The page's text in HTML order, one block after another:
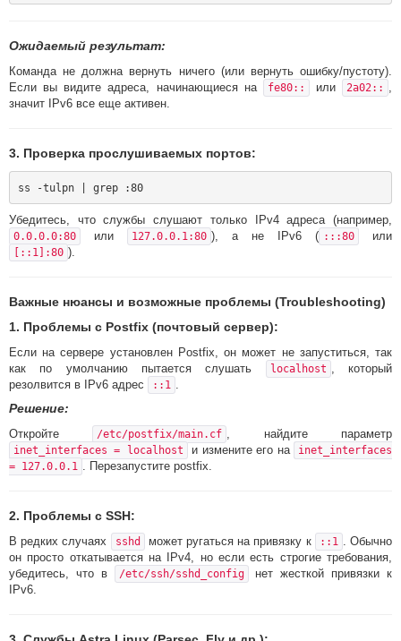
Ожидаемый результат:
Команда не должна вернуть ничего (или вернуть ошибку/пустоту).
Если вы видите адреса, начинающиеся на
fe80:: или 2a02:: ,
значит IPv6 все еще активен.
3. Проверка прослушиваемых портов:
ss -tulpn | grep :80
Убедитесь, что службы слушают только IPv4 адреса (например,
0.0.0.0:80 или 127.0.0.1:80 ), а не IPv6 ( :::80 или
[::1]:80 ).
Важные нюансы и возможные проблемы (Troubleshooting)
1. Проблемы с Postfix (почтовый сервер):
Если на сервере установлен Postfix, он может не запуститься, так
как по умолчанию пытается слушать
localhost , который
резолвится в IPv6 адрес
::1 .
Решение:
Откройте /etc/postfix/main.cf , найдите параметр
inet_interfaces = localhost и измените его на
inet_interfaces
= 127.0.0.1 . Перезапустите postfix.
2. Проблемы с SSH:
В редких случаях sshd может ругаться на привязку к ::1 . Обычно
он просто откатывается на IPv4, но если есть строгие требования,
убедитесь, что в
/etc/ssh/sshd_config
нет жесткой привязки к
IPv6.